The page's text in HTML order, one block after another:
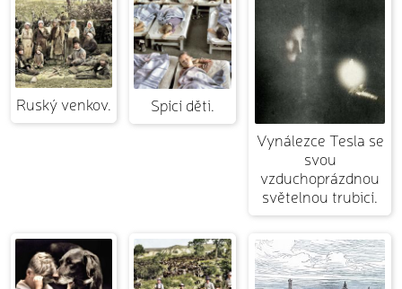
Ruský venkov.
Spící děti.
Vynálezce Tesla se
svou
vzduchoprázdnou
světelnou trubicí.